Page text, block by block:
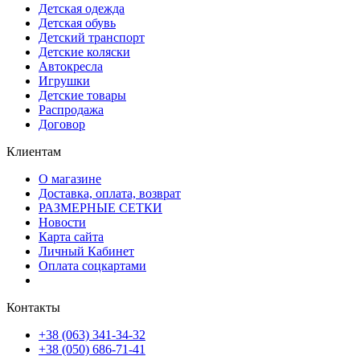
Детская одежда
Детская обувь
Детский транспорт
Детские коляски
Автокресла
Игрушки
Детские товары
Распродажа
Договор
Клиентам
О магазине
Доставка, оплата, возврат
РАЗМЕРНЫЕ СЕТКИ
Новости
Карта сайта
Личный Кабинет
Оплата соцкартами
Контакты
+38 (063) 341-34-32
+38 (050) 686-71-41